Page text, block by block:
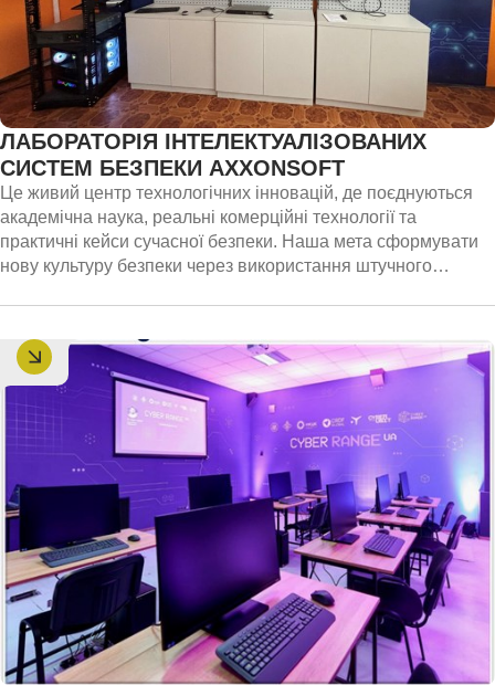
ЛАБОРАТОРІЯ ІНТЕЛЕКТУАЛІЗОВАНИХ
СИСТЕМ БЕЗПЕКИ AXXONSOFT
Це живий центр технологічних інновацій, де поєднуються
академічна наука, реальні комерційні технології та
практичні кейси сучасної безпеки. Наша мета сформувати
нову культуру безпеки через використання штучного
інфраструктури, у містах, транспорті, промисловості та
бізнесі.